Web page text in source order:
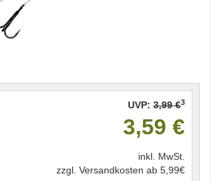
UVP: 3,99 €3
3,59 €
inkl. MwSt.
zzgl. Versandkosten ab 5,99€